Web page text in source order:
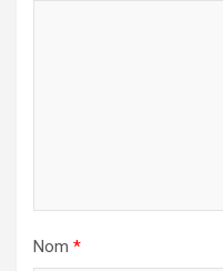
Nom *